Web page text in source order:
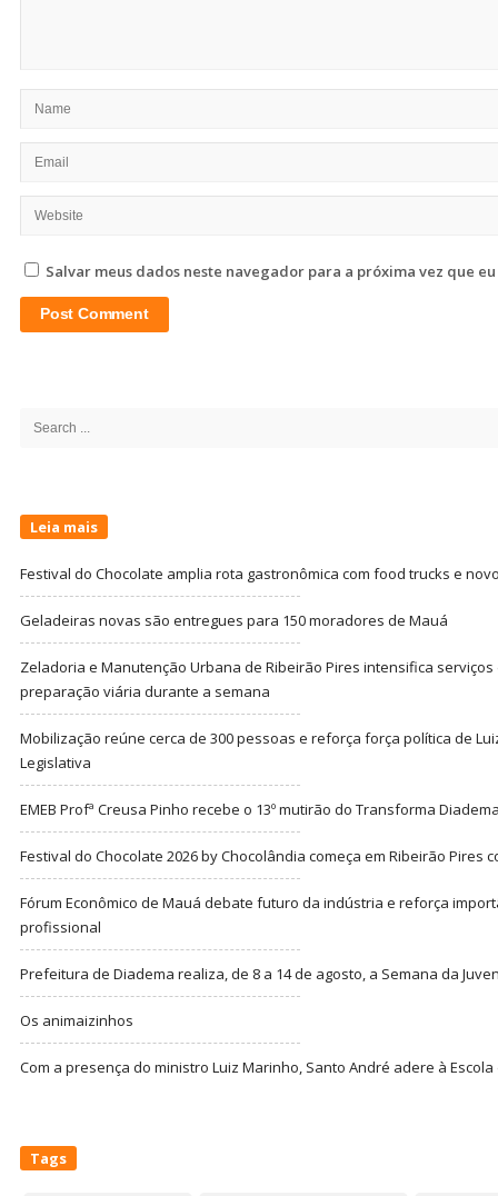
Salvar meus dados neste navegador para a próxima vez que
Search
Leia mais
Festival do Chocolate amplia rota gastronômica com food trucks e
Geladeiras novas são entregues para 150 moradores de Mauá
Zeladoria e Manutenção Urbana de Ribeirão Pires intensifica
preparação viária durante a semana
Mobilização reúne cerca de 300 pessoas e reforça força política de
Legislativa
EMEB Profª Creusa Pinho recebe o 13º mutirão do Transforma
Festival do Chocolate 2026 by Chocolândia começa em Ribeirão Pires
Fórum Econômico de Mauá debate futuro da indústria e reforça
profissional
Prefeitura de Diadema realiza, de 8 a 14 de agosto, a Semana da
Os animaizinhos
Com a presença do ministro Luiz Marinho, Santo André adere à
Tags